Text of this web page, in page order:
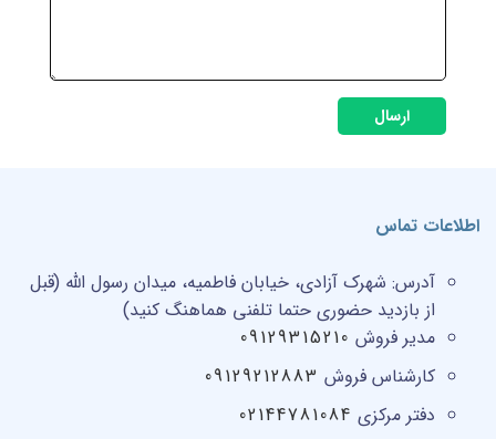
ارسال
اطلاعات تماس
آدرس: شهرک آزادی، خیابان فاطمیه، میدان رسول الله (قبل
از بازدید حضوری حتما تلفنی هماهنگ کنید)
مدیر فروش 09129315210
کارشناس فروش 09129212883
دفتر مرکزی 02144781084